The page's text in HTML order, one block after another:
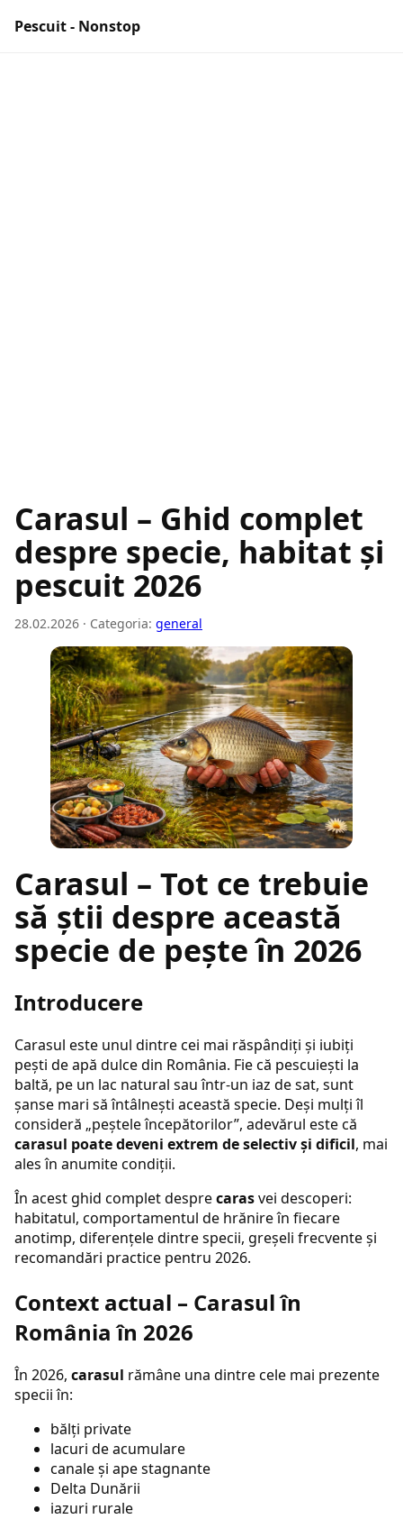
Pescuit - Nonstop
Carasul – Ghid complet
despre specie, habitat și
pescuit 2026
28.02.2026 · Categoria: general
Carasul – Tot ce trebuie
să știi despre această
specie de pește în 2026
Introducere
Carasul este unul dintre cei mai răspândiți și iubiți
pești de apă dulce din România. Fie că pescuiești la
baltă, pe un lac natural sau într-un iaz de sat, sunt
șanse mari să întâlnești această specie. Deși mulți îl
consideră „peștele începătorilor”, adevărul este că
carasul poate deveni extrem de selectiv și dificil, mai
ales în anumite condiții.
În acest ghid complet desprecarasvei descoperi:
habitatul, comportamentul de hrănire în fiecare
anotimp, diferențele dintre specii, greșeli frecvente și
recomandări practice pentru 2026.
Context actual – Carasul în
România în 2026
În 2026, carasul rămâne una dintre cele mai prezente
specii în:
bălți private
lacuri de acumulare
canale și ape stagnante
Delta Dunării
iazuri rurale